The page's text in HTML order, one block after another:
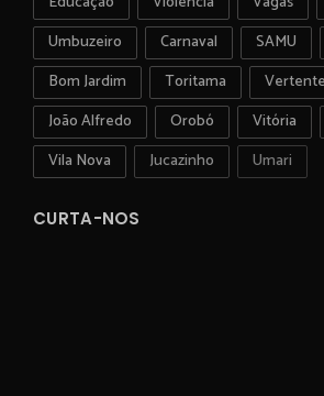
Umbuzeiro
Carnaval SAMU
Bom Jardim
Toritama
João Alfredo
Orobó Vitória
Vila Nova
Jucazinho Umari
CURTA-NOS